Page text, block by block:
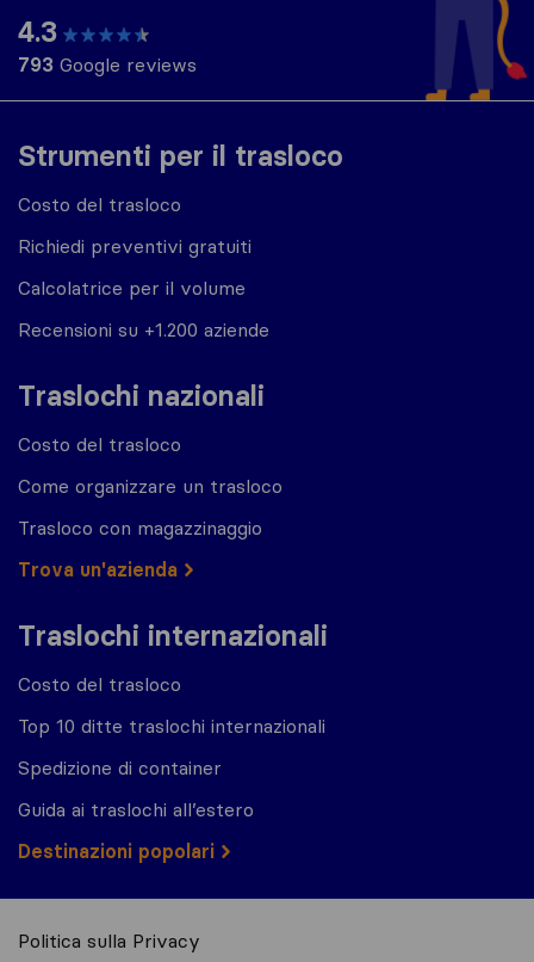
Strumenti per il trasloco
Costo del trasloco
Richiedi preventivi gratuiti
Calcolatrice per il volume
Recensioni su +1.200 aziende
Traslochi nazionali
Costo del trasloco
Come organizzare un trasloco
Trasloco con magazzinaggio
Trova un'azienda
Traslochi internazionali
Costo del trasloco
Top 10 ditte traslochi internazionali
Spedizione di container
Guida ai traslochi all’estero
Destinazioni popolari
4.3
793 Google reviews
Politica sulla Privacy